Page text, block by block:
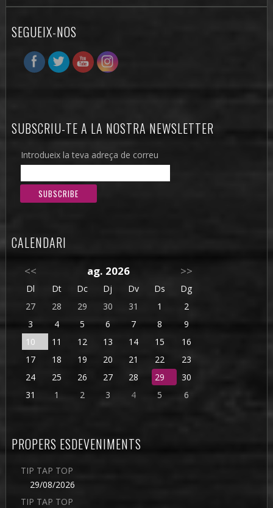
SEGUEIX-NOS
SUBSCRIU-TE A LA NOSTRA NEWSLETTER
Introdueix la teva adreça de correu
CALENDARI
<< ag. 2026 >>
Dl Dt Dc Dj Dv Ds
Dg
27
28 29 30 31 1
2
3
4 5 6 7 8
9
10
11 12 13 14 15
16
17
18 19 20 21 22
23
24
25 26 27 28 29
30
31
1 2 3 4 5 6
PROPERS ESDEVENIMENTS
TIP TAP TOP
29/08/2026
TIP TAP TOP